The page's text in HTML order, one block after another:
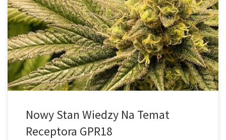
grupy nowo odkrytych receptorów kannabinoidowych i jest
kolejnym receptorem rozszerzonego układu
endokannabinoidowego. Określenie, czy receptor jest
receptorem kannabinoidowym, jest względnie nieprecyzyjne.
Najłatwiej to sobie wyobrazić, zadając pytanie, czy Pluton jest
zaliczany do planet. Fakt jest taki, że THC i CBD mogą […]
Nowy Stan Wiedzy Na Temat
Receptora GPR18